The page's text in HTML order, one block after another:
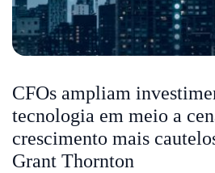
CFOs ampliam
tecnologia em meio a
crescimento mais
Grant Thornton